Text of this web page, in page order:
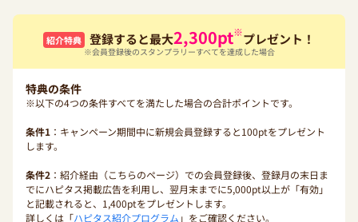
紹介特典 登録すると最大2,300pt※プレゼント！
※会員登録後のスタンプラリーすべてを達成した場合
特典の条件
※以下の4つの条件すべてを満たした場合の合計ポイントです。
条件1 ：キャンペーン期間中に新規会員登録すると100ptをプレゼント
します。
条件2 ：紹介経由（こちらのページ）での会員登録後、登録月の末日ま
でにハピタス掲載広告を利用し、翌月末までに5,000pt以上が「有効」
と記載されると、1,400ptをプレゼントします。
詳しくは「ハピタス紹介プログラム 」をご確認ください。